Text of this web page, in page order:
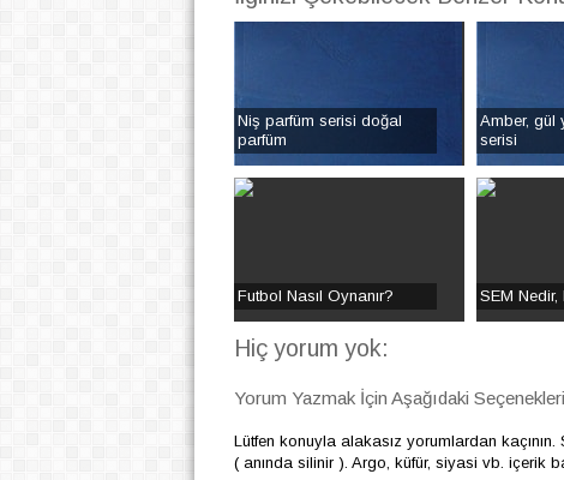
Niş parfüm serisi doğal
parfüm
Amber, gül
serisi
Futbol Nasıl Oynanır? SEM Nedir,
Hiç yorum yok:
Yorum Yazmak İçin Aşağıdaki
Lütfen konuyla alakasız yorumlardan
( anında silinir ). Argo, küfür, siyasi vb. içerik